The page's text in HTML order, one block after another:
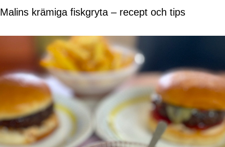
Malins krämiga fiskgryta – recept och tips